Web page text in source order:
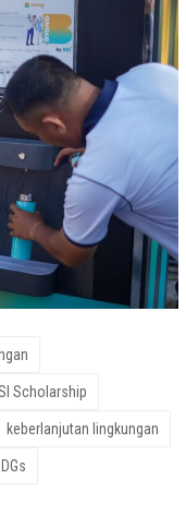
Scholarship
keberlanjutan lingkungan